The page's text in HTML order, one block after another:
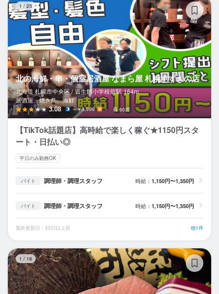
1 / 25
北の海鮮・串・個室居酒屋 なまら屋 札幌すすきの店
北海道 札幌市中央区 / 資生館小学校前駅 164m
居酒屋、焼き鳥、海鮮
3.08 ～￥3,999 － 60席
【TikTok話題店】高時給で楽しく稼ぐ★1150円スタ
ート・日払い◎
平日のみ勤務OK
バイト 調理師・調理スタッフ 時給： 1,150円〜1,350円
バイト 調理師・調理スタッフ 時給： 1,150円〜1,350円
最終更新日：30日以上前 他1件
1 / 16